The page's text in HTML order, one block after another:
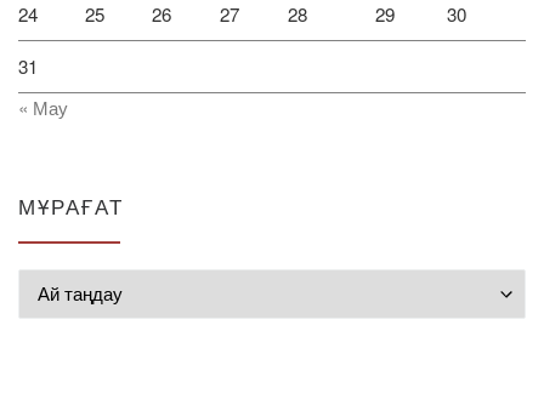
24 25 26 27 28 29 30
31
« Мау
МҰРАҒАТ